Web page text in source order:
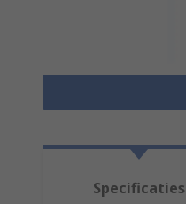
Specificaties